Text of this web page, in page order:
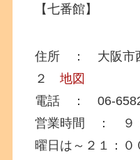
【七番館】
住所 ： 大阪市
２地図
電話 ： 06-
営業時間 ： ９
曜日は～２１：０